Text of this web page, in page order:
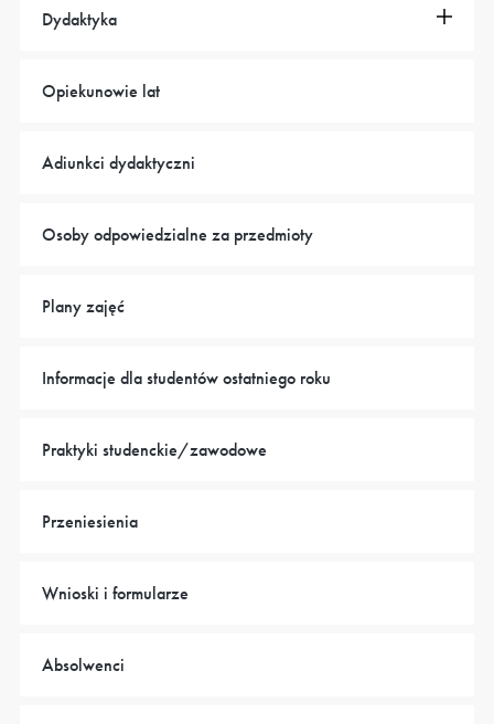
Dydaktyka
Opiekunowie lat
Adiunkci dydaktyczni
Osoby odpowiedzialne za przedmioty
Plany zajęć
Informacje dla studentów ostatniego roku
Praktyki studenckie/zawodowe
Przeniesienia
Wnioski i formularze
Absolwenci